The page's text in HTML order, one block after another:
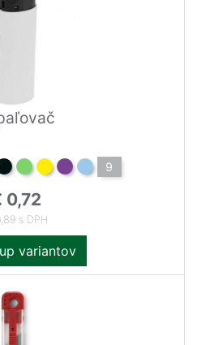
9
0,72
s DPH
variantov